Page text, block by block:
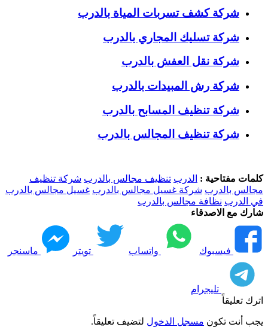
شركة كشف تسربات المياة بالدرب
شركة تسليك المجاري بالدرب
شركة نقل العفش بالدرب
شركة رش المبيدات بالدرب
شركة تنظيف المسابح بالدرب
شركة تنظيف المجالس بالدرب
كلمات مفتاحية : الدرب تنظيف مجالس بالدرب شركة تنظيف
مجالس بالدرب شركة غسيل مجالس بالدرب غسيل مجالس بالدرب
في الدرب نظافة مجالس بالدرب
شارك مع الاصدقاء
فيسبوك واتساب تويتر ماسنجر
تليجرام
اترك تعليقاً
يجب أنت تكون مسجل الدخول لتضيف تعليقاً.